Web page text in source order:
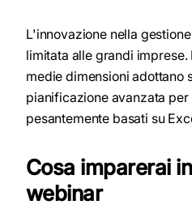
L'innovazione nella
limitata alle grandi
medie dimensioni adottano
pianificazione avanzata
pesantemente basati su
Cosa imparerai
webinar